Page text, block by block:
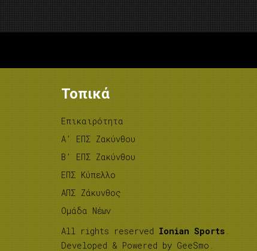
Τοπικά
Επικαιρότητα
A’ ΕΠΣ Ζακύνθου
B’ ΕΠΣ Ζακύνθου
ΕΠΣ Κύπελλο
ΑΠΣ Ζάκυνθος
Ομάδα Νέων
All rights reserved Ionian Sports .
Developed & Powered by GeeSmo .